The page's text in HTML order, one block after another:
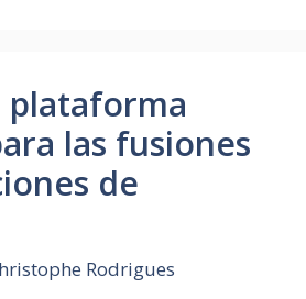
plataforma
las fusiones
de
Rodrigues